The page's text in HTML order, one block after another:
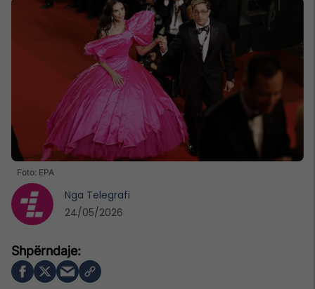
Foto: EPA
Nga Telegrafi
24/05/2026